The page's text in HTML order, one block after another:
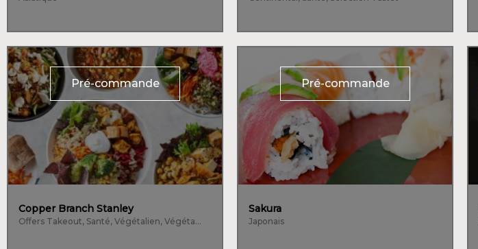
Pré-commande
Copper Branch Stanley
Offers Takeout, Santé, Végétalien, Végétarien
Pré-commande
Sakura
Japonais